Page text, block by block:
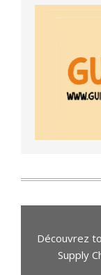
Découvrez
Supply